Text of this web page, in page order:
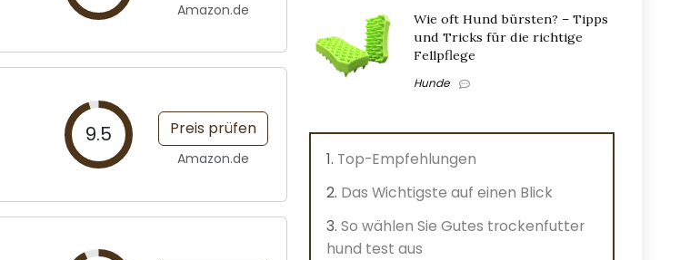
Amazon.de
9.5 Preis prüfen
Amazon.de
Wie oft Hund bürsten? – Tipps
und Tricks für die richtige
Fellpflege
Hunde
Top-Empfehlungen
Das Wichtigste auf einen Blick
So wählen Sie Gutes trockenfutter
hund test aus